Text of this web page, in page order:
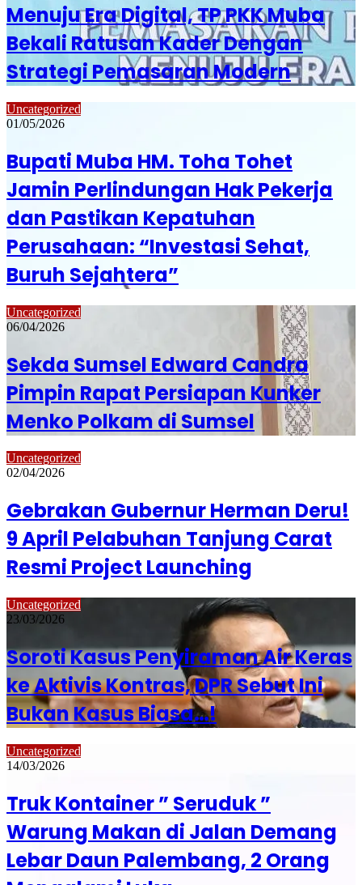
Menuju Era Digital, TP PKK Muba
Bekali Ratusan Kader Dengan
Strategi Pemasaran Modern
Uncategorized
01/05/2026
Bupati Muba HM. Toha Tohet
Jamin Perlindungan Hak Pekerja
dan Pastikan Kepatuhan
Perusahaan: “Investasi Sehat,
Buruh Sejahtera”
Uncategorized
06/04/2026
Sekda Sumsel Edward Candra
Pimpin Rapat Persiapan Kunker
Menko Polkam di Sumsel
Uncategorized
02/04/2026
Gebrakan Gubernur Herman Deru!
9 April Pelabuhan Tanjung Carat
Resmi Project Launching
Uncategorized
23/03/2026
Soroti Kasus Penyiraman Air Keras
ke Aktivis Kontras, DPR Sebut Ini
Bukan Kasus Biasa…!
Uncategorized
14/03/2026
Truk Kontainer ” Seruduk ”
Warung Makan di Jalan Demang
Lebar Daun Palembang, 2 Orang